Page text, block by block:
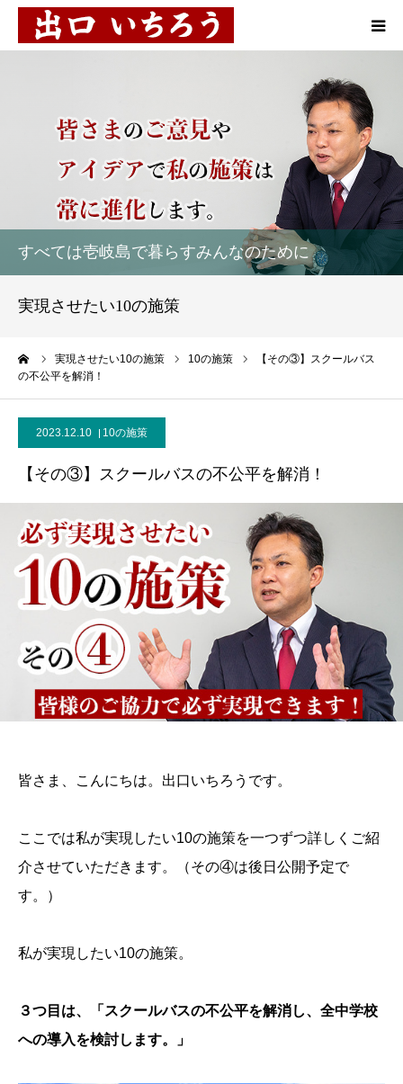
すべては壱岐島で暮らすみんなのために
実現させたい10の施策
実現させたい10の施策 10の施策
【その③】スクールバス
の不公平を解消！
2023.12.10 10の施策
【その③】スクールバスの不公平を解消！
皆さま、こんにちは。出口いちろうです。
ここでは私が実現したい10の施策を一つずつ詳しくご紹
介させていただきます。（その④は後日公開予定で
す。）
私が実現したい10の施策。
３つ目は、「スクールバスの不公平を解消し、全中学校
への導入を検討します。」
10の施策
お知らせ
活動報告
お問い合わせ